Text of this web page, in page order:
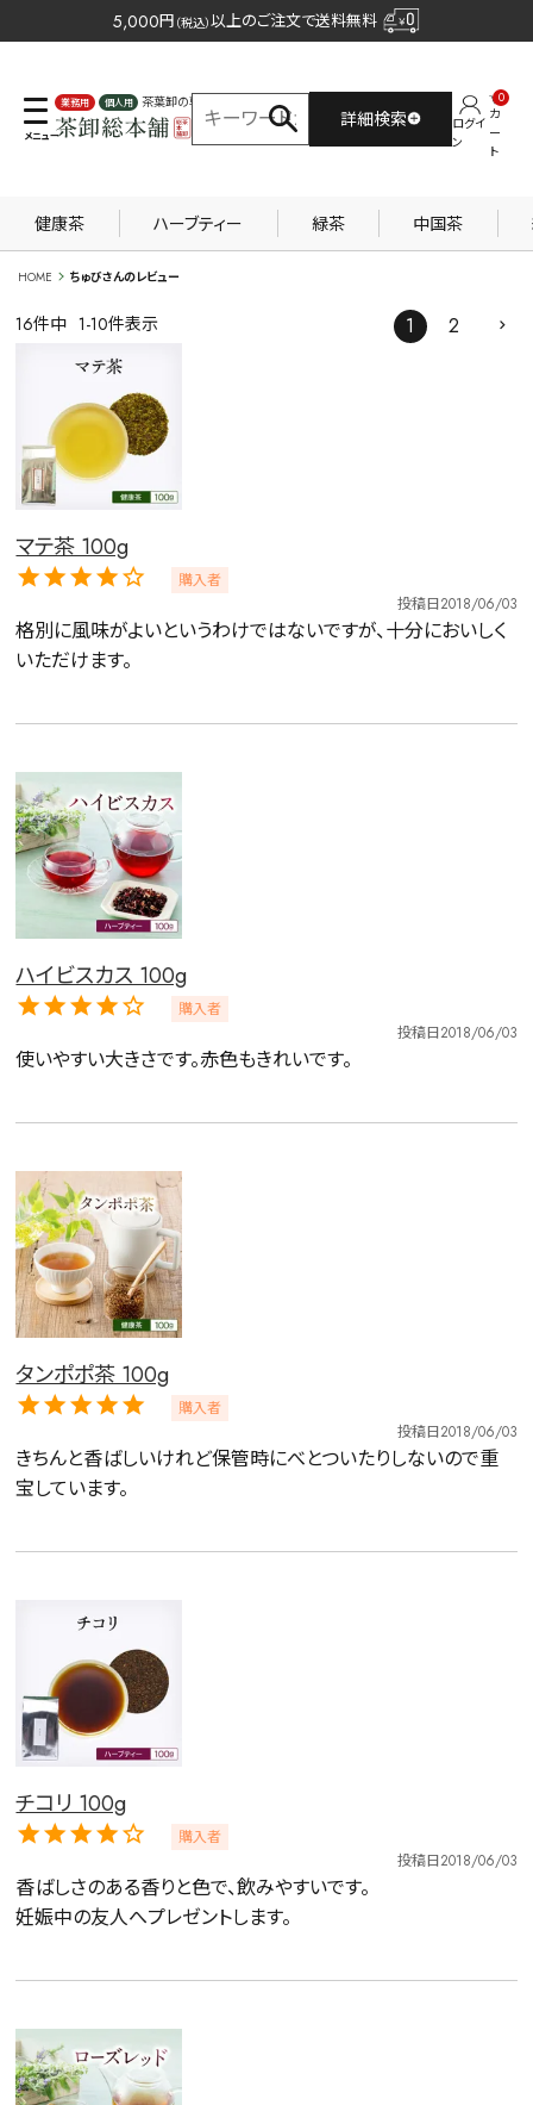
5,000円 （税込）以上のご注文で送料無料
業務用 個人用
茶葉卸の専門サイト
詳細検索
ログイ
ン
カ
ー
ト
0
健康茶 ハーブティー 緑茶 中国茶
HOME ちゅびさんのレビュー
16件中 1-10件表示 1 2
マテ茶 100g
購入者
投稿日2018/06/03
格別に風味がよいというわけではないですが、十分においしく
いただけます。
ハイビスカス 100g
購入者
投稿日2018/06/03
使いやすい大きさです。赤色もきれいです。
タンポポ茶 100g
購入者
投稿日2018/06/03
きちんと香ばしいけれど保管時にべとついたりしないので重
宝しています。
チコリ 100g
購入者
投稿日2018/06/03
香ばしさのある香りと色で、飲みやすいです。
妊娠中の友人へプレゼントします。